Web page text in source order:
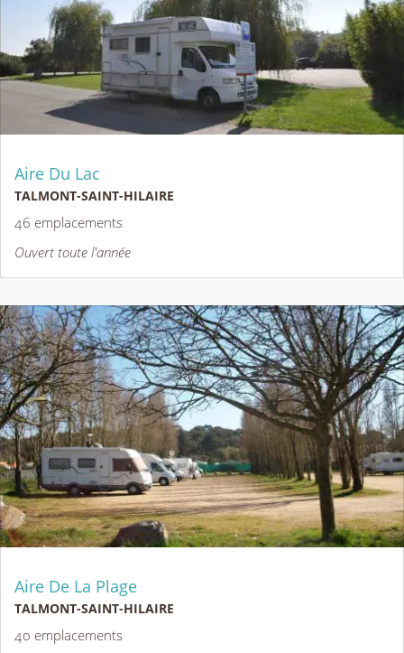
Aire Du Lac
TALMONT-SAINT-HILAIRE
46 emplacements
Ouvert toute l'année
Aire De La Plage
TALMONT-SAINT-HILAIRE
40 emplacements